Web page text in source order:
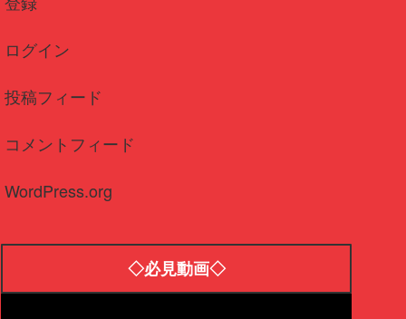
ログイン
投稿フィード
コメントフィード
WordPress.org
◇必見動画◇